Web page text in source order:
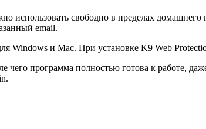
использовать свободно в пределах
email.
Windows и Mac. При установке K9 Web
чего программа полностью готова к работе,